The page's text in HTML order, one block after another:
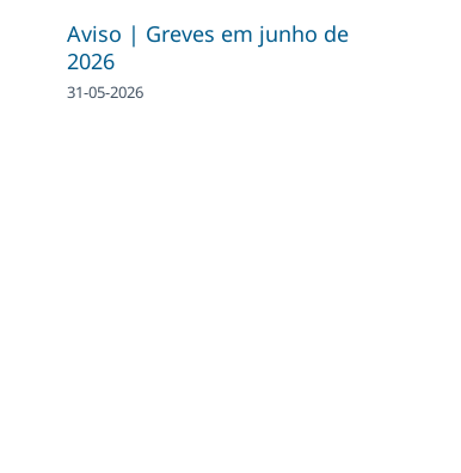
Aviso | Greves em junho de
2026
31-05-2026